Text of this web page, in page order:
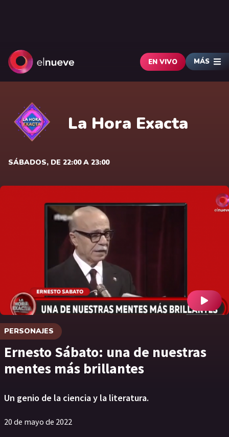
EN VIVO MÁS
La Hora Exacta
SÁBADOS, DE 22:00 A 23:00
PERSONAJES
Ernesto Sábato: una de nuestras
mentes más brillantes
Un genio de la ciencia y la literatura.
20 de mayo de 2022